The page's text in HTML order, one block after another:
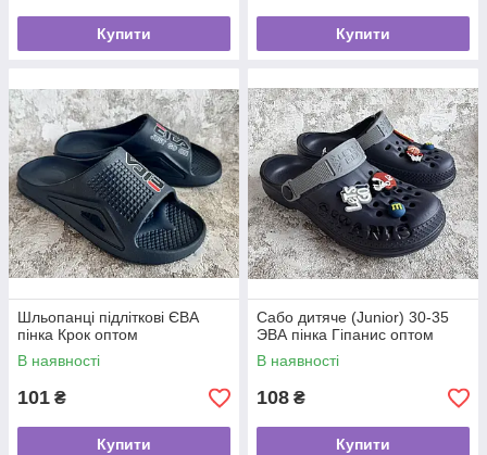
Купити Купити
Шльопанці підліткові ЄВА
пінка Крок оптом
В наявності
101 ₴
Купити
Сабо дитяче (Junior) 30-35
ЭВА пінка Гіпанис оптом
В наявності
108 ₴
Купити